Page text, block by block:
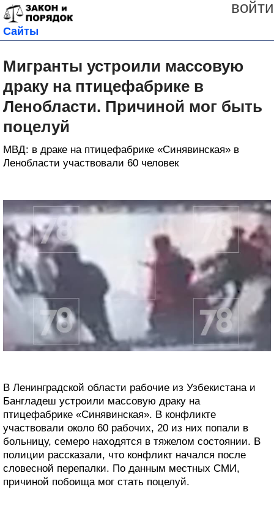
войти
Сайты
Мигранты устроили массовую
драку на птицефабрике в
Ленобласти. Причиной мог быть
поцелуй
МВД: в драке на птицефабрике «Синявинская» в
Ленобласти участвовали 60 человек
В Ленинградской области рабочие из Узбекистана и
Бангладеш устроили массовую драку на
птицефабрике «Синявинская». В конфликте
участвовали около 60 рабочих, 20 из них попали в
больницу, семеро находятся в тяжелом состоянии. В
полиции рассказали, что конфликт начался после
словесной перепалки. По данным местных СМИ,
причиной побоища мог стать поцелуй.